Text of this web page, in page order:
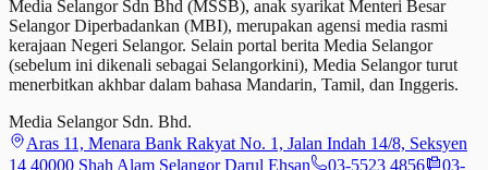
Media Selangor Sdn Bhd (MSSB), anak syarikat Menteri Besar
Selangor Diperbadankan (MBI), merupakan agensi media rasmi
kerajaan Negeri Selangor. Selain portal berita Media Selangor
(sebelum ini dikenali sebagai Selangorkini), Media Selangor turut
menerbitkan akhbar dalam bahasa Mandarin, Tamil, dan Inggeris.
Media Selangor Sdn. Bhd.
Aras 11, Menara Bank Rakyat No. 1, Jalan Indah 14/8, Seksyen
14 40000 Shah Alam Selangor Darul Ehsan
03-5523 4856
03-